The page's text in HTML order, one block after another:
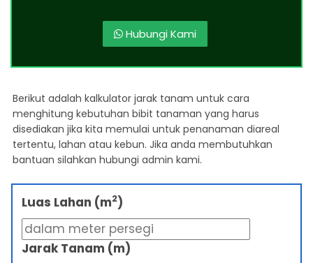
Hubungi Kami
Berikut adalah kalkulator jarak tanam untuk cara
menghitung kebutuhan bibit tanaman yang harus
disediakan jika kita memulai untuk penanaman diareal
tertentu, lahan atau kebun. Jika anda membutuhkan
bantuan silahkan hubungi admin kami.
Luas Lahan (m2)
Jarak Tanam (m)